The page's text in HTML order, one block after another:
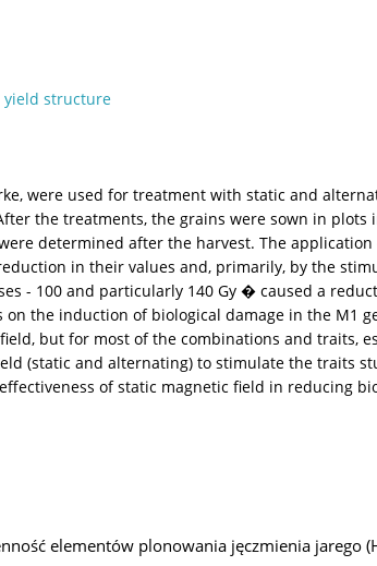
yield structure
were used for treatment with static and
the treatments, the grains were sown in
determined after the harvest. The
in their values and, primarily, by the
- 100 and particularly 140 Gy � caused a
the induction of biological damage in the M1
but for most of the combinations and traits,
(static and alternating) to stimulate the traits
of static magnetic field in reducing
elementów plonowania jęczmienia jarego